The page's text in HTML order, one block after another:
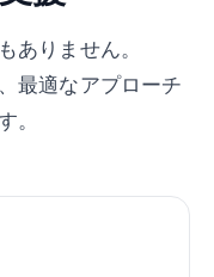
ありません。
最適なアプローチ
。